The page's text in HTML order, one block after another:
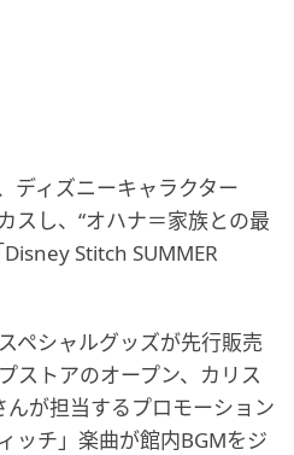
ディズニーキャラクター
スし、“オハナ＝家族との最
Stitch SUMMER
ペシャルグッズが先行販売
ストアのオープン、カリス
が担当するプロモーション
ッチ」楽曲が館内BGMをジ